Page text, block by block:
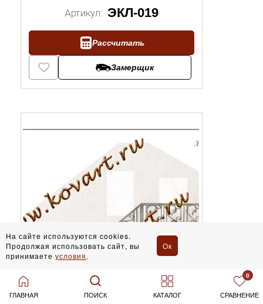
ГЛАВНАЯ ПОИСК КАТАЛОГ
0
СРАВНЕНИЕ
Артикул: ЭКЛ-019
Рассчитать
Замерщик
На сайте используются cookies.
Продолжая использовать сайт, вы
принимаете условия.
Ок